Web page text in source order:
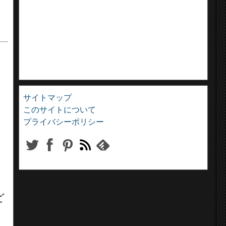
サイトマップ
このサイトについて
プライバシーポリシー